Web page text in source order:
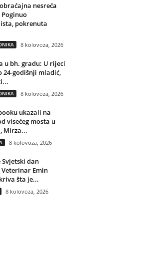
nesreća
Poginuo
pokrenuta
8 kolovoza, 2026
u bh. gradu: U rijeci
24-godišnji mladić,
8 kolovoza, 2026
ukazali na
visećeg mosta u
Mirza...
8 kolovoza, 2026
Svjetski dan
Veterinar Emin
šta je...
8 kolovoza, 2026